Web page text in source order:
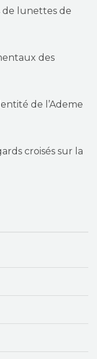
de lunettes de
des
de l’Ademe
croisés sur la